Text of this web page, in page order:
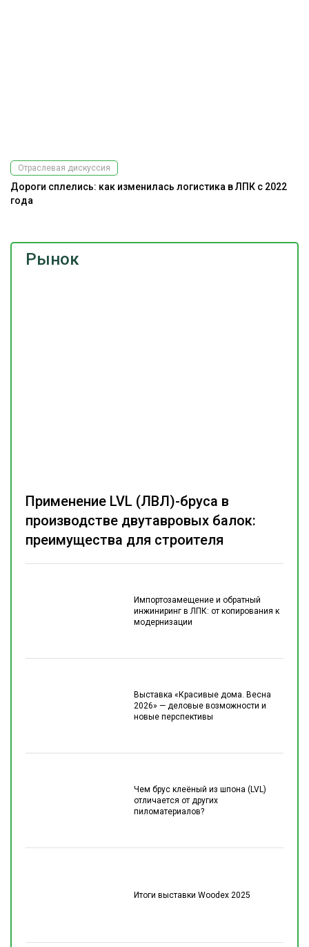
Рынок
Импортозамещение и обратный
инжиниринг в ЛПК: от копирования к
модернизации
Выставка «Красивые дома. Весна
2026» — деловые возможности и
новые перспективы
Чем брус клеёный из шпона (LVL)
отличается от других
пиломатериалов?
Итоги выставки Woodex 2025
Применение LVL (ЛВЛ)-бруса в
производстве двутавровых балок:
преимущества для строителя
Отраслевая дискуссия
Дороги сплелись: как изменилась логистика в ЛПК с 2022
года